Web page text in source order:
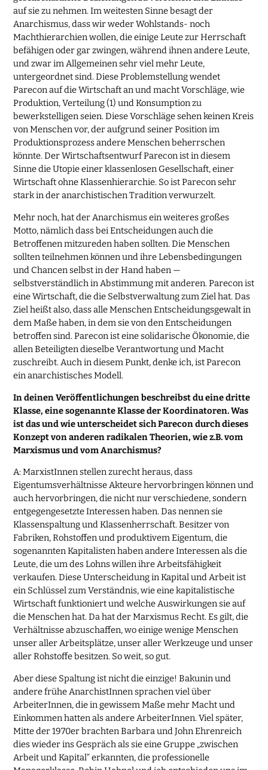
auf sie zu nehmen. Im weitesten Sinne besagt der
Anarchismus, dass wir weder Wohlstands- noch
Machthierarchien wollen, die einige Leute zur Herrschaft
befähigen oder gar zwingen, während ihnen andere Leute,
und zwar im Allgemeinen sehr viel mehr Leute,
untergeordnet sind. Diese Problemstellung wendet
Parecon auf die Wirtschaft an und macht Vorschläge, wie
Produktion, Verteilung (1) und Konsumption zu
bewerkstelligen seien. Diese Vorschläge sehen keinen Kreis
von Menschen vor, der aufgrund seiner Position im
Produktionsprozess andere Menschen beherrschen
könnte. Der Wirtschaftsentwurf Parecon ist in diesem
Sinne die Utopie einer klassenlosen Gesellschaft, einer
Wirtschaft ohne Klassenhierarchie. So ist Parecon sehr
stark in der anarchistischen Tradition verwurzelt.
Mehr noch, hat der Anarchismus ein weiteres großes
Motto, nämlich dass bei Entscheidungen auch die
Betroffenen mitzureden haben sollten. Die Menschen
sollten teilnehmen können und ihre Lebensbedingungen
und Chancen selbst in der Hand haben —
selbstverständlich in Abstimmung mit anderen. Parecon ist
eine Wirtschaft, die die Selbstverwaltung zum Ziel hat. Das
Ziel heißt also, dass alle Menschen Entscheidungsgewalt in
dem Maße haben, in dem sie von den Entscheidungen
betroffen sind. Parecon ist eine solidarische Ökonomie, die
allen Beteiligten dieselbe Verantwortung und Macht
zuschreibt. Auch in diesem Punkt, denke ich, ist Parecon
ein anarchistisches Modell.
In deinen Veröffentlichungen beschreibst du eine dritte
Klasse, eine sogenannte Klasse der Koordinatoren. Was
ist das und wie unterscheidet sich Parecon durch dieses
Konzept von anderen radikalen Theorien, wie z.B. vom
Marxismus und vom Anarchismus?
A: MarxistInnen stellen zurecht heraus, dass
Eigentumsverhältnisse Akteure hervorbringen können und
auch hervorbringen, die nicht nur verschiedene, sondern
entgegengesetzte Interessen haben. Das nennen sie
Klassenspaltung und Klassenherrschaft. Besitzer von
Fabriken, Rohstoffen und produktivem Eigentum, die
sogenannten Kapitalisten haben andere Interessen als die
Leute, die um des Lohns willen ihre Arbeitsfähigkeit
verkaufen. Diese Unterscheidung in Kapital und Arbeit ist
ein Schlüssel zum Verständnis, wie eine kapitalistische
Wirtschaft funktioniert und welche Auswirkungen sie auf
die Menschen hat. Da hat der Marxismus Recht. Es gilt, die
Verhältnisse abzuschaffen, wo einige wenige Menschen
unser aller Arbeitsplätze, unser aller Werkzeuge und unser
aller Rohstoffe besitzen. So weit, so gut.
Aber diese Spaltung ist nicht die einzige! Bakunin und
andere frühe AnarchistInnen sprachen viel über
ArbeiterInnen, die in gewissem Maße mehr Macht und
Einkommen hatten als andere ArbeiterInnen. Viel später,
Mitte der 1970er brachten Barbara und John Ehrenreich
dies wieder ins Gespräch als sie eine Gruppe „zwischen
Arbeit und Kapital“ erkannten, die professionelle